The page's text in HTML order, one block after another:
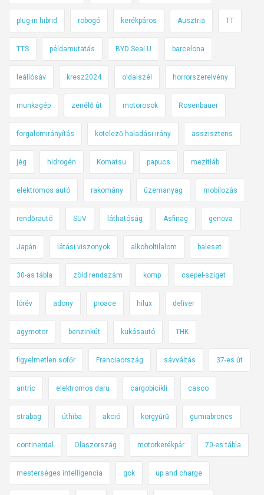
plug-in hibrid robogó kerékpáros Ausztria TT
TTS példamutatás BYD Seal U barcelona
leállósáv kresz2024 oldalszél horrorszerelvény
munkagép zenélő út motorosok Rosenbauer
forgalomirányítás kötelező haladási irány asszisztens
jég hidrogén Komatsu papucs mezítláb
elektromos autó rakomány üzemanyag mobilozás
rendőrautó SUV láthatóság Asfinag genova
Japán látási viszonyok alkoholtilalom baleset
30-as tábla zöld rendszám komp csepel-sziget
lórév adony proace hilux deliver
agymotor benzinkút kukásautó THK
figyelmetlen sofőr Franciaország sávváltás 37-es út
antric elektromos daru cargobicikli casco
strabag úthiba akció körgyűrű gumiabroncs
continental Olaszország motorkerékpár 70-es tábla
mesterséges intelligencia gck up and charge